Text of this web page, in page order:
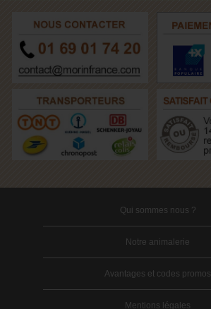
Qui sommes nous ?
Notre animalerie
Avantages et codes promos
Mentions légales